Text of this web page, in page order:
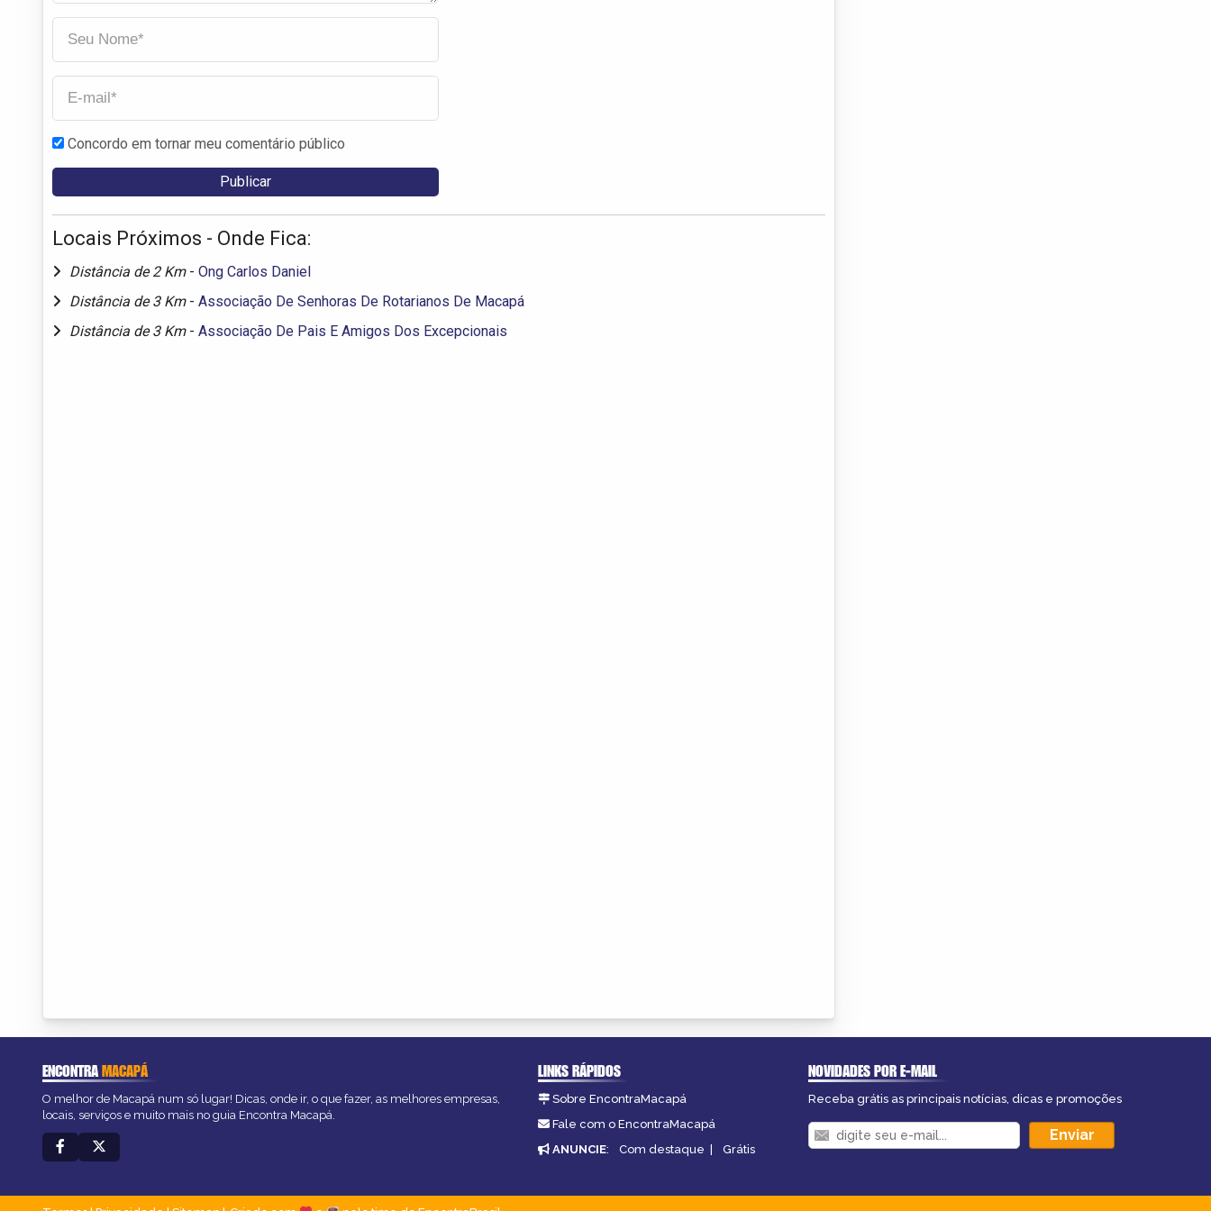
Concordo em tornar meu comentário público
Locais Próximos - Onde Fica:
Distância de 2 Km - Ong Carlos Daniel
Distância de 3 Km - Associação De Senhoras De Rotarianos De Macapá
Distância de 3 Km - Associação De Pais E Amigos Dos Excepcionais
ENCONTRAMACAPÁ
O melhor de Macapá num só lugar! Dicas, onde ir, o que fazer, as melhores empresas,
locais, serviços e muito mais no guia Encontra Macapá.
LINKS RÁPIDOS
Sobre EncontraMacapá
Fale com o EncontraMacapá
ANUNCIE: Com destaque | Grátis
NOVIDADES POR E-MAIL
Receba grátis as principais notícias, dicas e promoções